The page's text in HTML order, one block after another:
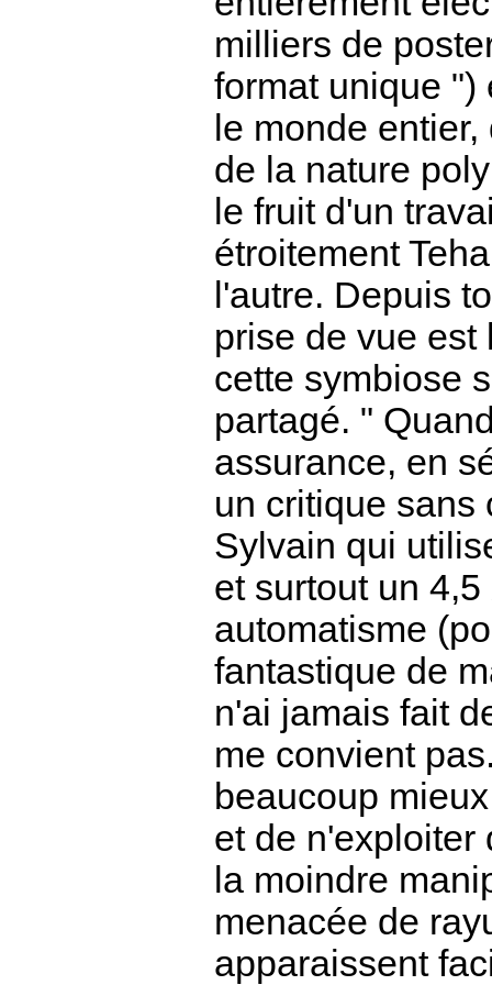
milliers de
format unique ")
le monde
de la nature
le fruit d'un
étroitement
l'autre. Depuis
prise de vue est
cette symbiose
partagé. "
assurance, en
un critique sans
Sylvain qui
et surtout un
automatisme
fantastique de
n'ai jamais fait
me convient
beaucoup
et de n'exploiter
la moindre
menacée de
apparaissent